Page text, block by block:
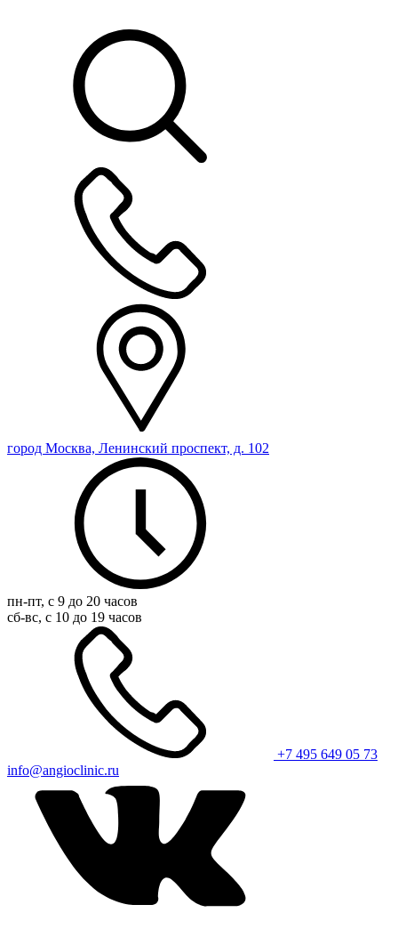
город Москва, Ленинский проспект, д. 102
пн-пт, с 9 до 20 часов
сб-вс, с 10 до 19 часов
+7 495 649 05 73
info@angioclinic.ru